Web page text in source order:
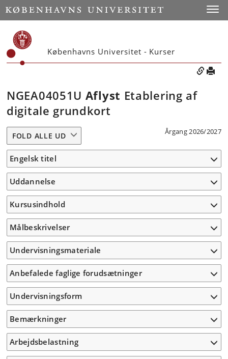
Københavns Universitet - Kurser
NGEA04051U Aflyst Etablering af
digitale grundkort
Årgang 2026/2027
FOLD ALLE UD
Engelsk titel
Uddannelse
Kursusindhold
Målbeskrivelser
Undervisningsmateriale
Anbefalede faglige forudsætninger
Undervisningsform
Bemærkninger
Arbejdsbelastning